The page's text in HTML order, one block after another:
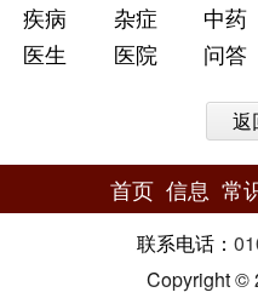
疾病
杂症 中药
医生
医院 问答
返
首页 信息 常
联系电话：
Copyright ©